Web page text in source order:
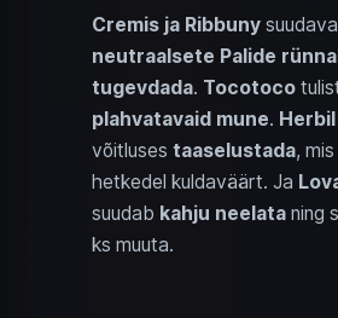
Cremis ja Ribbuny
neutraalsete Palide
tugevdada. Tocotoco
plahvatavaid mune. Herbil
võitluses taaselustada,
hetkedel kuldaväärt. Ja
suudab kahju neelata ning
ks muuta.